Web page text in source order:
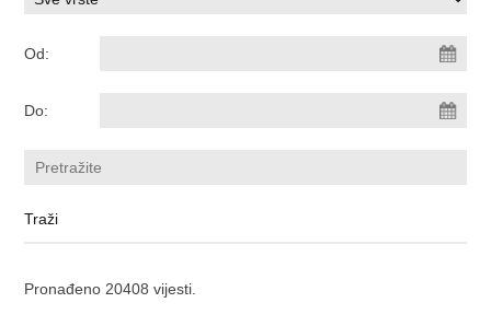
Od:
Do:
Pronađeno 20408 vijesti.